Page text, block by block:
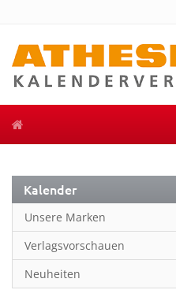
Kalender
Unsere Marken
Verlagsvorschauen
Neuheiten